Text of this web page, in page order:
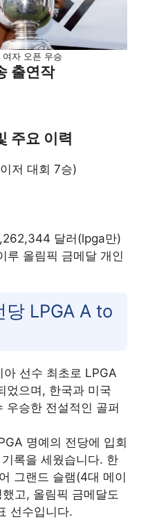
자 오픈 우승
출연작
주요 이력
저 대회 7승)
달러(lpga만)
루 올림픽 금메달 개인
LPGA A to
선수 최초로 LPGA
었으며, 한국과 미국
우승한 전설적인 골퍼
명예의 전당에 입회
록을 세웠습니다. 한
그랜드 슬램(4대 메이
고, 올림픽 금메달도
선수입니다.